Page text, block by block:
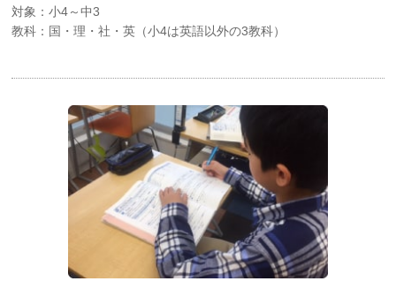
対象：小4～中3
教科：国・理・社・英（小4は英語以外の3教科）